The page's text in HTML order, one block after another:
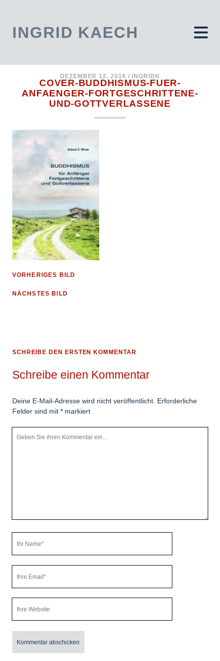
INGRID KAECH
DEZEMBER 12, 2016 / INGRIDK
COVER-BUDDHISMUS-FUER-
ANFAENGER-FORTGESCHRITTENE-
UND-GOTTVERLASSENE
VORHERIGES BILD
NÄCHSTES BILD
SCHREIBE DEN ERSTEN KOMMENTAR
Schreibe einen Kommentar
Deine E-Mail-Adresse wird nicht veröffentlicht. Erforderliche
Felder sind mit *markiert
Name
Email
URL